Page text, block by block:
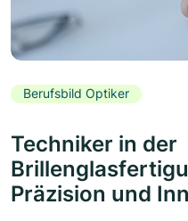
Berufsbild Optiker
Techniker in der
Präzision und